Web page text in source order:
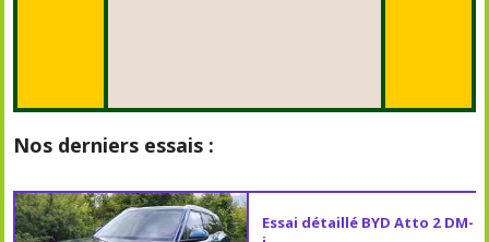
Nos derniers essais :
Essai détaillé BYD Atto 2 DM-